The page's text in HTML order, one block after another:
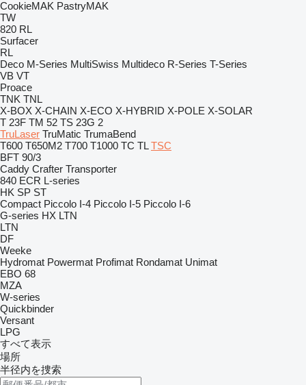
CookieMAK PastryMAK
TW
820 RL
Surfacer
RL
Deco M-Series MultiSwiss Multideco R-Series T-Series
VB VT
Proace
TNK TNL
X-BOX X-CHAIN X-ECO X-HYBRID X-POLE X-SOLAR
T 23F TM 52 TS 23G 2
TruLaser TruMatic TrumaBend
T600 T650M2 T700 T1000 TC TL TSC
BFT 90/3
Caddy Crafter Transporter
840 ECR L-series
HK SP ST
Compact Piccolo I-4 Piccolo I-5 Piccolo I-6
G-series HX LTN
LTN
DF
Weeke
Hydromat Powermat Profimat Rondamat Unimat
EBO 68
MZA
W-series
Quickbinder
Versant
LPG
すべて表示
場所
半径内を捜索